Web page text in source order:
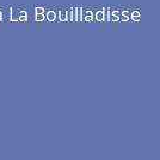
Bouilladisse